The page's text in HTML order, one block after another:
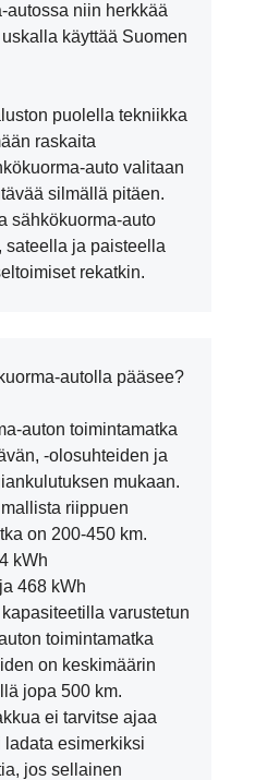
autossa niin herkkää
käyttää Suomen
puolella tekniikka
raskaita
auto valitaan
silmällä pitäen.
sähkökuorma-auto
sateella ja paisteella
rekatkin.
autolla pääsee?
auton toimintamatka
-olosuhteiden ja
mukaan.
riippuen
on 200-450 km.
kWh
468 kWh
varustetun
toimintamatka
on keskimäärin
jopa 500 km.
ei tarvitse ajaa
ladata esimerkiksi
jos sellainen